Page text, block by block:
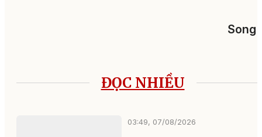
Song
ĐỌC NHIỀU
03:49, 07/08/2026